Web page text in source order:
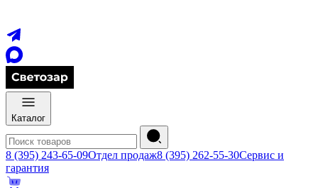
Каталог
8 (395) 243-65-09Отдел продаж8 (395) 262-55-30Сервис и
гарантия